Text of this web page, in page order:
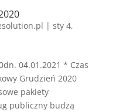
| sty 4,
04.01.2021 * Czas
Grudzień 2020
pakiety
publiczny budzą